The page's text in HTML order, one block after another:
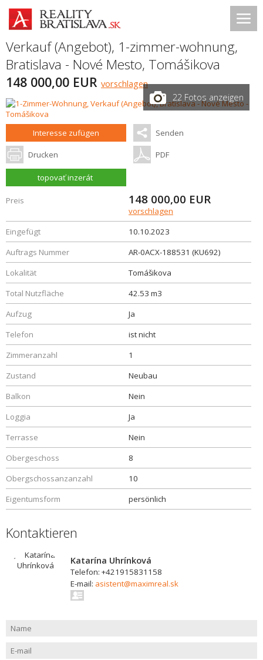
Verkauf (Angebot), 1-zimmer-wohnung,
Bratislava - Nové Mesto, Tomášikova
148 000,00 EUR vorschlagen
22 Fotos anzeigen
Interesse zufügen Senden
Drucken PDF
topovať inzerát
Preis 148 000,00 EUR
vorschlagen
Eingefügt
10.10.2023
Auftrags Nummer
AR-0ACX-188531 (KU692)
Lokalität
Tomášikova
Total Nutzfläche
42.53 m3
Aufzug
Ja
Telefon
ist nicht
Zimmeranzahl
1
Zustand
Neubau
Balkon
Nein
Loggia
Ja
Terrasse
Nein
Obergeschoss
8
Obergschossanzanzahl
10
Eigentumsform
persönlich
Kontaktieren
Katarína Uhrínková
Telefon: +421915831158
E-mail: asistent@maximreal.sk